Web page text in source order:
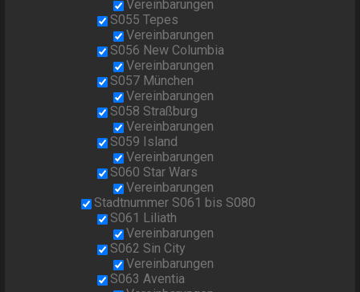
Vereinbarungen
S055 Tepes
Vereinbarungen
S056 New Columbia
Vereinbarungen
S057 München
Vereinbarungen
S058 Straßburg
Vereinbarungen
S059 Island
Vereinbarungen
S060 Star Wars
Vereinbarungen
Stadtnummer S061 bis S080
S061 Liliath
Vereinbarungen
S062 Sin City
Vereinbarungen
S063 Aventia